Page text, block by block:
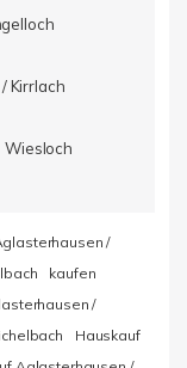
Kirrlach
Wiesloch
/
kaufen
/
Hauskauf